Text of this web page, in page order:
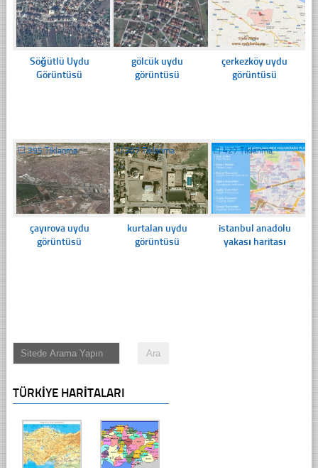
Söğütlü Uydu
Görüntüsü
gölcük uydu
görüntüsü
çerkezköy uydu
görüntüsü
☐395 Tıklanma
çayırova uydu
görüntüsü
☐307 Tıklanma
kurtalan uydu
görüntüsü
☐427 Tıklanma
istanbul anadolu
yakası haritası
TÜRKIYE HARITALARI